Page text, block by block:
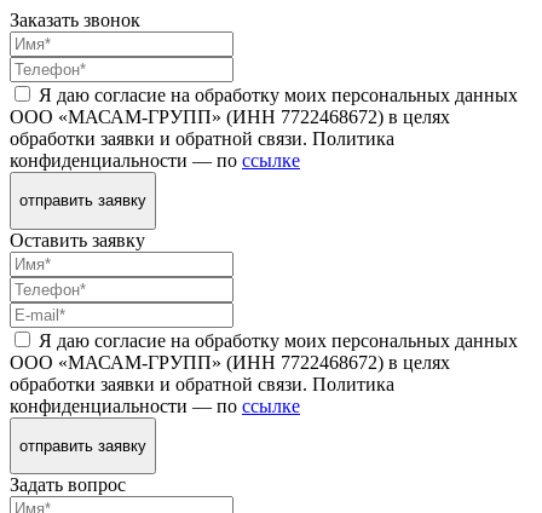
Заказать звонок
Я даю согласие на обработку моих персональных данных
ООО «МАСАМ-ГРУПП» (ИНН 7722468672) в целях
обработки заявки и обратной связи. Политика
конфиденциальности — по ссылке
отправить заявку
Оставить заявку
Я даю согласие на обработку моих персональных данных
ООО «МАСАМ-ГРУПП» (ИНН 7722468672) в целях
обработки заявки и обратной связи. Политика
конфиденциальности — по ссылке
отправить заявку
Задать вопрос